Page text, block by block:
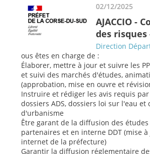
02/12/2025
AJACCIO -
des
Direction
ous êtes en charge de :
Élaborer, mettre à jour et suivre les
et suivi des marchés d'études,
(approbation, mise en ouvre et
Instruire et rédiger les avis requis
dossiers ADS, dossiers loi sur l'eau
d'urbanisme
Être garant de la diffusion des
partenaires et en interne DDT (mise
internet de la préfecture)
Garantir la diffusion réglementaire